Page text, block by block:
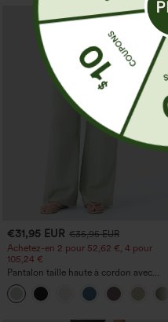
€31,95 EUR €35,95 EUR
Achetez-en 2 pour 52,62 €, 4 pour
105,24 €
Pantalon taille haute à cordon avec
poches, jambe large et coupe ample,
style décontracté, effet lin